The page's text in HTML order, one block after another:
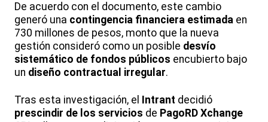
De acuerdo con el documento, este cambio
generó una contingencia financiera estimada en
730 millones de pesos, monto que la nueva
gestión consideró como un posible desvío
sistemático de fondos públicos encubierto bajo
un diseño contractual irregular.
Tras esta investigación, el Intrant decidió
prescindir de los servicios de PagoRD Xchange